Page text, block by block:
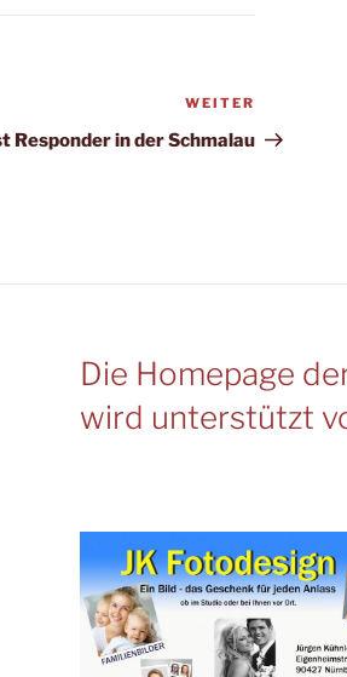
Beitrag
WEITER
Responder in der Schmalau
Die Homepage
wird unterstützt